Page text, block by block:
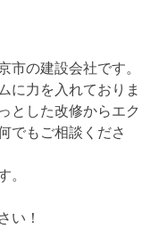
市の建設会社です。
に力を入れておりま
とした改修からエク
でもご相談くださ
。
い！